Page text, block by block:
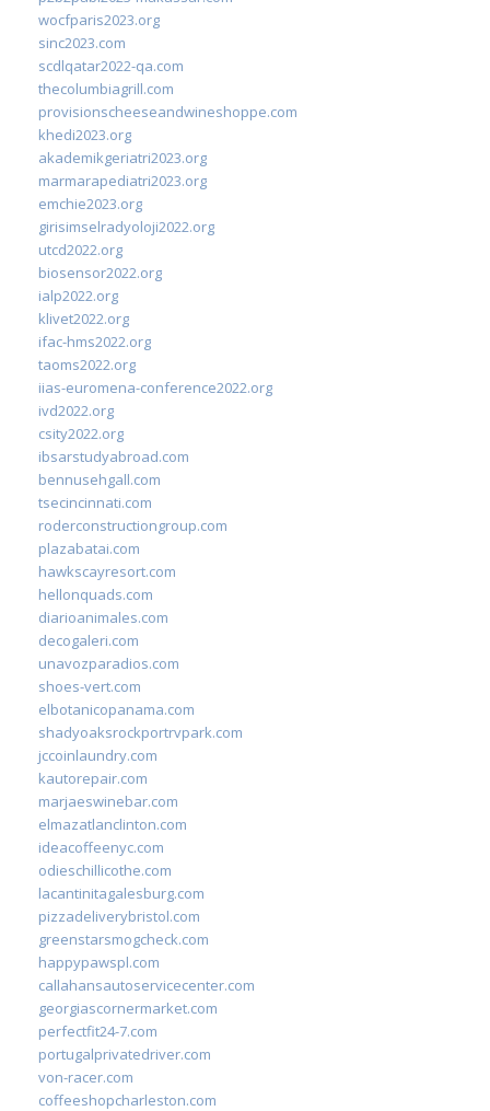
wocfparis2023.org
sinc2023.com
scdlqatar2022-qa.com
thecolumbiagrill.com
provisionscheeseandwineshoppe.com
khedi2023.org
akademikgeriatri2023.org
marmarapediatri2023.org
emchie2023.org
girisimselradyoloji2022.org
utcd2022.org
biosensor2022.org
ialp2022.org
klivet2022.org
ifac-hms2022.org
taoms2022.org
iias-euromena-conference2022.org
ivd2022.org
csity2022.org
ibsarstudyabroad.com
bennusehgall.com
tsecincinnati.com
roderconstructiongroup.com
plazabatai.com
hawkscayresort.com
hellonquads.com
diarioanimales.com
decogaleri.com
unavozparadios.com
shoes-vert.com
elbotanicopanama.com
shadyoaksrockportrvpark.com
jccoinlaundry.com
kautorepair.com
marjaeswinebar.com
elmazatlanclinton.com
ideacoffeenyc.com
odieschillicothe.com
lacantinitagalesburg.com
pizzadeliverybristol.com
greenstarsmogcheck.com
happypawspl.com
callahansautoservicecenter.com
georgiascornermarket.com
perfectfit24-7.com
portugalprivatedriver.com
von-racer.com
coffeeshopcharleston.com